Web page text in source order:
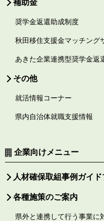
補助金
奨学金返還助成制度
秋田移住支援金マッチング
あきた企業連携型奨学金返
その他
就活情報コーナー
県内自治体就職支援情報
企業向けメニュー
人材確保取組事例ガイド
各種施策のご案内
県外と連携して行う事業に